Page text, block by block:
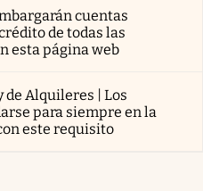
cuentas
de todas las
esta página web
de Alquileres | Los
para siempre en la
este requisito